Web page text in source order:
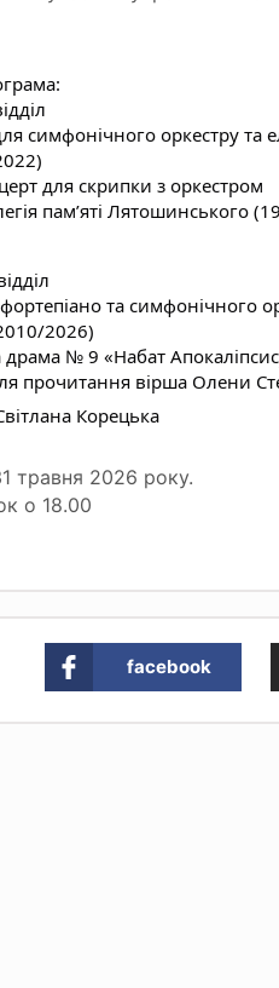
симфонічного оркестру та
для скрипки з оркестром
памʼяті Лятошинського
та симфонічного
2026)
№ 9 «Набат
прочитання вірша Олени
Корецька
травня 2026 року.
о 18.00
facebook